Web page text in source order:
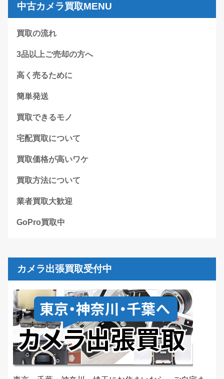
中古カメラ買取MENU
買取の流れ
3品以上ご売却の方へ
高く売るために
簡単発送
買取できるモノ
宅配買取について
買取価格が高いワケ
買取方法について
業者買取大歓迎
GoPro買取中
カメラ出張買取受付中